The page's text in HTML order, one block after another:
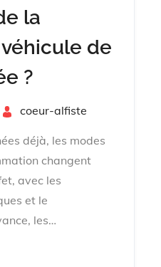
la
de
?
coeur-alfiste
déjà, les modes
changent
avec les
et le
les…